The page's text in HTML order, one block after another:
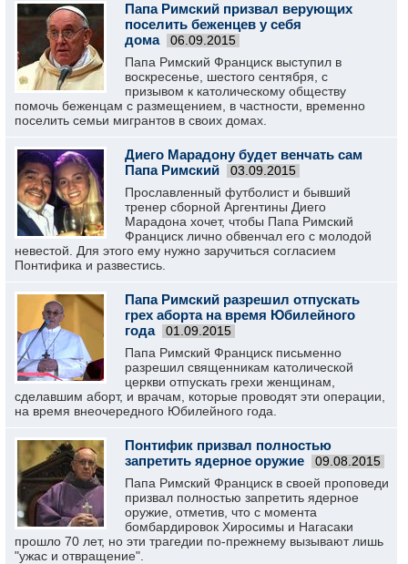
Папа Римский призвал верующих
поселить беженцев у себя
дома
06.09.2015
Папа Римский Франциск выступил в
воскресенье, шестого сентября, с
призывом к католическому обществу
помочь беженцам с размещением, в частности, временно
поселить семьи мигрантов в своих домах.
Диего Марадону будет венчать сам
Папа Римский
03.09.2015
Прославленный футболист и бывший
тренер сборной Аргентины Диего
Марадона хочет, чтобы Папа Римский
Франциск лично обвенчал его с молодой
невестой. Для этого ему нужно заручиться согласием
Понтифика и развестись.
Папа Римский разрешил отпускать
грех аборта на время Юбилейного
года
01.09.2015
Папа Римский Франциск письменно
разрешил священникам католической
церкви отпускать грехи женщинам,
сделавшим аборт, и врачам, которые проводят эти операции,
на время внеочередного Юбилейного года.
Понтифик призвал полностью
запретить ядерное оружие
09.08.2015
Папа Римский Франциск в своей проповеди
призвал полностью запретить ядерное
оружие, отметив, что с момента
бомбардировок Хиросимы и Нагасаки
прошло 70 лет, но эти трагедии по-прежнему вызывают лишь
"ужас и отвращение".